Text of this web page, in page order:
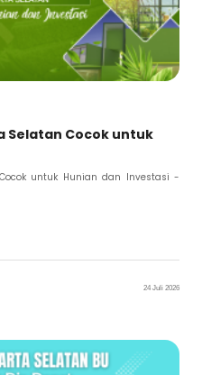
Selatan Cocok untuk
untuk Hunian dan Investasi -
24 Juli 2026